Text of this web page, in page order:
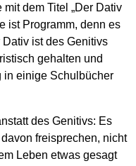
dem Titel „Der Dativ
ist Programm, denn es
ist des Genitivs
gehalten und
in einige Schulbücher
des Genitivs: Es
freisprechen, nicht
Leben etwas gesagt